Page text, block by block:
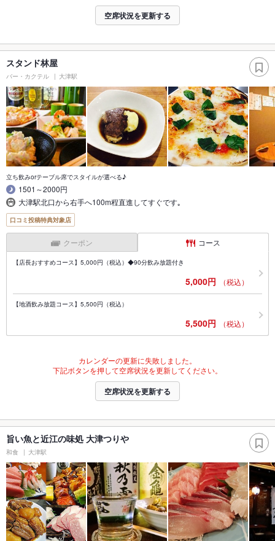
空席状況を更新する
スタンド林屋
バー・カクテル 大津駅
立ち飲みorテーブル席でスタイルが選べる♪
1501～2000円
大津駅北口から右手へ100m程直進してすぐです｡
口コミ投稿特典対象店
クーポン コース
【店長おすすめコース】5,000円（税込）◆90分飲み放題付き
5,000円 （税込）
【地酒飲み放題コース】5,500円（税込）
5,500円 （税込）
カレンダーの更新に失敗しました。
下記ボタンを押して空席状況を更新してください。
空席状況を更新する
旨い魚と近江の味処 大津つりや
和食 大津駅